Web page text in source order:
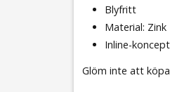
Blyfritt
Material: Zink
Inline-
Glöm inte att